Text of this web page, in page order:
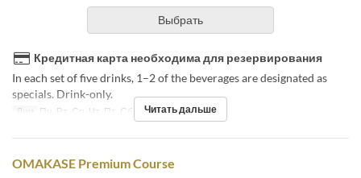
Выбрать
Кредитная карта необходима для резервирования
In each set of five drinks, 1–2 of the beverages are designated as
specials. Drink-only.
Дни Пн, Вт, Ср, Чт, Пт, Сб Читать дальше
OMAKASE Premium Course